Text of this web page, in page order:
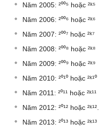
Năm 2005: ²⁰⁰⁵ hoặc ²ᵏ⁵
Năm 2006: ²⁰⁰⁶ hoặc ²ᵏ⁶
Năm 2007: ²⁰⁰⁷ hoặc ²ᵏ⁷
Năm 2008: ²⁰⁰⁸ hoặc ²ᵏ⁸
Năm 2009: ²⁰⁰⁹ hoặc ²ᵏ⁹
Năm 2010: ²⁰¹⁰ hoặc ²ᵏ¹⁰
Năm 2011: ²⁰¹¹ hoặc ²ᵏ¹¹
Năm 2012: ²⁰¹² hoặc ²ᵏ¹².
Năm 2013: ²⁰¹³ hoặc ²ᵏ¹³